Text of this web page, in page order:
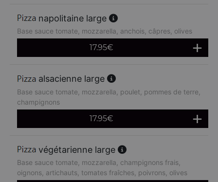
napolitaine large
Base sauce tomate, mozzarella, anchois, câpres, olives
17.95€
alsacienne large
Base sauce tomate, mozzarella, poulet, pommes de terre,
champignons
17.95€
végétarienne large
Base sauce tomate, mozzarella, champignons frais,
oignons, artichauts, tomates fraîches, poivrons, olives